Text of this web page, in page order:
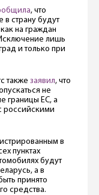
, что
страну будут
на граждан
лишь
и только при
также заявил, что
не
границы ЕС, а
российскими
в
пунктах
будут
а в
принято
средства.